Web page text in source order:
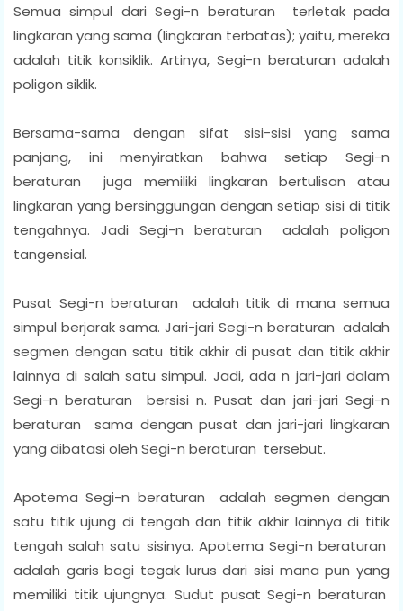
Semua simpul dari Segi-n beraturan terletak pada
lingkaran yang sama (lingkaran terbatas); yaitu, mereka
adalah titik konsiklik. Artinya, Segi-n beraturan adalah
poligon siklik.
Bersama-sama dengan sifat sisi-sisi yang sama
panjang, ini menyiratkan bahwa setiap Segi-n
beraturan juga memiliki lingkaran bertulisan atau
lingkaran yang bersinggungan dengan setiap sisi di titik
tengahnya. Jadi Segi-n beraturan adalah poligon
tangensial.
Pusat Segi-n beraturan adalah titik di mana semua
simpul berjarak sama. Jari-jari Segi-n beraturan adalah
segmen dengan satu titik akhir di pusat dan titik akhir
lainnya di salah satu simpul. Jadi, ada n jari-jari dalam
Segi-n beraturan bersisi n. Pusat dan jari-jari Segi-n
beraturan sama dengan pusat dan jari-jari lingkaran
yang dibatasi oleh Segi-n beraturan tersebut.
Apotema Segi-n beraturan adalah segmen dengan
satu titik ujung di tengah dan titik akhir lainnya di titik
tengah salah satu sisinya. Apotema Segi-n beraturan
adalah garis bagi tegak lurus dari sisi mana pun yang
memiliki titik ujungnya. Sudut pusat Segi-n beraturan